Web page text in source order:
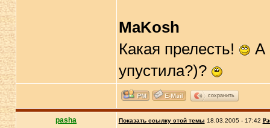
MaKosh
Какая прелесть!
А
упустила?)?
сохранить
pasha Показать ссылку этой темы 18.03.2005 - 17:42